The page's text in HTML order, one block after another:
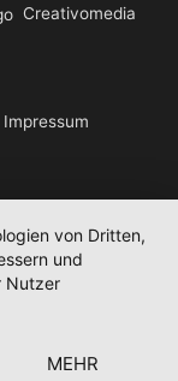
Creativomedia
Impressum
von Dritten,
und
Nutzer
MEHR